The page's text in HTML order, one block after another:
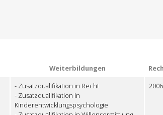
Weiterbildungen
- Zusatzqualifikation in Recht
- Zusatzqualifikation in
Kinderentwicklungspsychologie
2006